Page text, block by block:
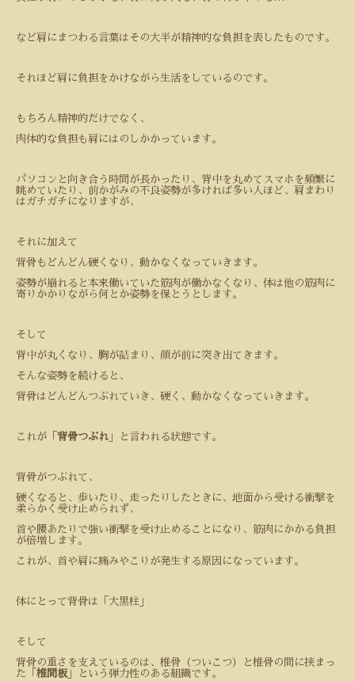
など肩にまつわる言葉はその大半が精神的な負担を表したものです。
それほど肩に負担をかけながら生活をしているのです。
もちろん精神的だけでなく、
肉体的な負担も肩にはのしかかっています。
パソコンと向き合う時間が長かったり、背中を丸めてスマホを頻繁に
眺めていたり、前かがみの不良姿勢が多ければ多い人ほど、肩まわり
はガチガチになりますが、
それに加えて
背骨もどんどん硬くなり、動かなくなっていきます。
姿勢が崩れると本来働いていた筋肉が働かなくなり、体は他の筋肉に
寄りかかりながら何とか姿勢を保とうとします。
そして
背中が丸くなり、胸が詰まり、顔が前に突き出てきます。
そんな姿勢を続けると、
背骨はどんどんつぶれていき、硬く、動かなくなっていきます。
これが「 背骨つぶれ 」と言われる状態です。
背骨がつぶれて、
硬くなると、歩いたり、走ったりしたときに、地面から受ける衝撃を
柔らかく受け止められず、
首や腰あたりで強い衝撃を受け止めることになり、筋肉にかかる負担
が倍増します。
これが、首や肩に痛みやこりが発生する原因になっています。
体にとって背骨は「大黒柱」
そして
背骨の重さを支えているのは、椎骨（ついこつ）と椎骨の間に挟まっ
た「 椎間板 」という弾力性のある組織です。